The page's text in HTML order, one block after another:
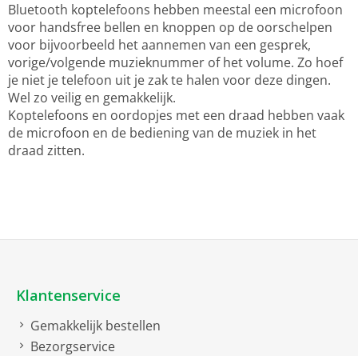
Bluetooth koptelefoons hebben meestal een microfoon
voor handsfree bellen en knoppen op de oorschelpen
voor bijvoorbeeld het aannemen van een gesprek,
vorige/volgende muzieknummer of het volume. Zo hoef
je niet je telefoon uit je zak te halen voor deze dingen.
Wel zo veilig en gemakkelijk.
Koptelefoons en oordopjes met een draad hebben vaak
de microfoon en de bediening van de muziek in het
draad zitten.
Klantenservice
Gemakkelijk bestellen
Bezorgservice